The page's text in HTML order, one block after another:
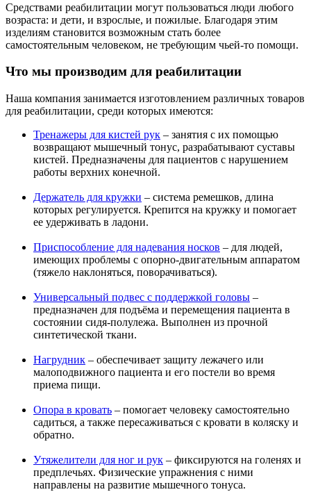
Средствами реабилитации могут пользоваться люди любого
возраста: и дети, и взрослые, и пожилые. Благодаря этим
изделиям становится возможным стать более
самостоятельным человеком, не требующим чьей-то помощи.
Что мы производим для реабилитации
Наша компания занимается изготовлением различных товаров
для реабилитации, среди которых имеются:
Тренажеры для кистей рук – занятия с их помощью
возвращают мышечный тонус, разрабатывают суставы
кистей. Предназначены для пациентов с нарушением
работы верхних конечной.
Держатель для кружки – система ремешков, длина
которых регулируется. Крепится на кружку и помогает
ее удерживать в ладони.
Приспособление для надевания носков – для людей,
имеющих проблемы с опорно-двигательным аппаратом
(тяжело наклоняться, поворачиваться).
Универсальный подвес с поддержкой головы –
предназначен для подъёма и перемещения пациента в
состоянии сидя-полулежа. Выполнен из прочной
синтетической ткани.
Нагрудник – обеспечивает защиту лежачего или
малоподвижного пациента и его постели во время
приема пищи.
Опора в кровать – помогает человеку самостоятельно
садиться, а также пересаживаться с кровати в коляску и
обратно.
Утяжелители для ног и рук – фиксируются на голенях и
предплечьях. Физические упражнения с ними
направлены на развитие мышечного тонуса.